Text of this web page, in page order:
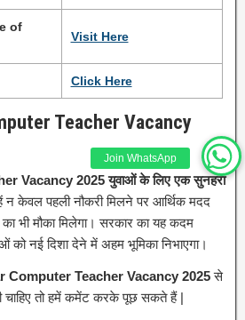
Join WhatsApp
of
Visit Here
Click Here
Teacher Vacancy
Vacancy 2025 युवाओं के लिए एक सुनहरा
न केवल पहली नौकरी मिलने पर आर्थिक मदद
का भी मौका मिलेगा। सरकार का यह कदम
को नई दिशा देने में अहम भूमिका निभाएगा।
Computer Teacher Vacancy 2025से
चाहिए तो हमें कमेंट करके पूछ सकते हैं |